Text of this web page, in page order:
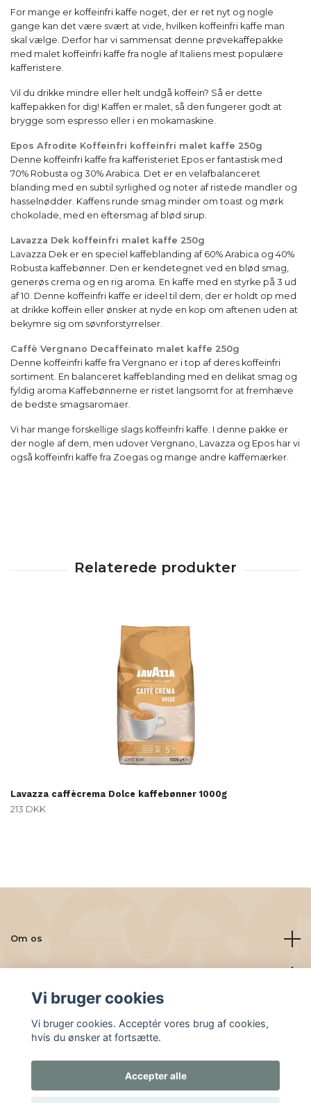
For mange er koffeinfri kaffe noget, der er ret nyt og nogle
gange kan det være svært at vide, hvilken koffeinfri kaffe man
skal vælge. Derfor har vi sammensat denne prøvekaffepakke
med malet koffeinfri kaffe fra nogle af Italiens mest populære
kafferistere.
Vil du drikke mindre eller helt undgå koffein? Så er dette
kaffepakken for dig! Kaffen er malet, så den fungerer godt at
brygge som espresso eller i en mokamaskine.
Epos Afrodite Koffeinfri koffeinfri malet kaffe 250g
Denne koffeinfri kaffe fra kafferisteriet Epos er fantastisk med
70% Robusta og 30% Arabica. Det er en velafbalanceret
blanding med en subtil syrlighed og noter af ristede mandler og
hasselnødder. Kaffens runde smag minder om toast og mørk
chokolade, med en eftersmag af blød sirup.
Lavazza Dek koffeinfri malet kaffe 250g
Lavazza Dek er en speciel kaffeblanding af 60% Arabica og 40%
Robusta kaffebønner. Den er kendetegnet ved en blød smag,
generøs crema og en rig aroma. En kaffe med en styrke på 3 ud
af 10. Denne koffeinfri kaffe er ideel til dem, der er holdt op med
at drikke koffein eller ønsker at nyde en kop om aftenen uden at
bekymre sig om søvnforstyrrelser.
Caffè Vergnano Decaffeinato malet kaffe 250g
Denne koffeinfri kaffe fra Vergnano er i top af deres koffeinfri
sortiment. En balanceret kaffeblanding med en delikat smag og
fyldig aroma Kaffebønnerne er ristet langsomt for at fremhæve
de bedste smagsaromaer.
Vi har mange forskellige slags koffeinfri kaffe. I denne pakke er
der nogle af dem, men udover Vergnano, Lavazza og Epos har vi
også koffeinfri kaffe fra Zoegas og mange andre kaffemærker.
Lavazza caffècrema Dolce kaffebønner 1000g
213 DKK
Om os
Vi bruger cookies
Vi bruger cookies. Acceptér vores brug af cookies,
hvis du ønsker at fortsætte.
Accepter alle